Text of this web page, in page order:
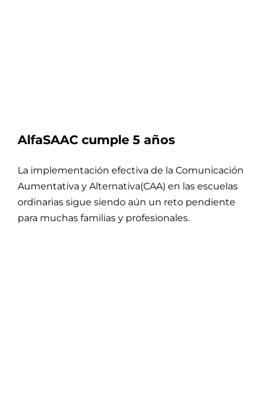
AlfaSAAC cumple 5 años
La implementación efectiva de la Comunicación
Aumentativa y Alternativa(CAA) en las escuelas
ordinarias sigue siendo aún un reto pendiente
para muchas familias y profesionales.